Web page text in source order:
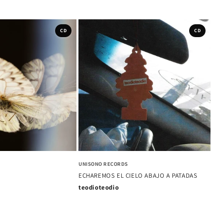
CD CD
EMI
CORAZONES
Los Prisioneros